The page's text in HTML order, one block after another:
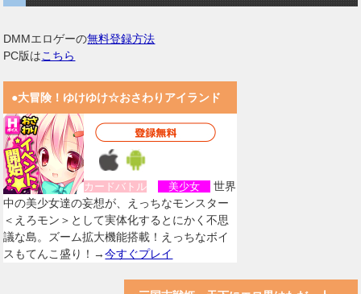
DMMエロゲーの無料登録方法
PC版はこちら
●大冒険！ゆけゆけ☆おさわりアイランド
カードバトル 美少女
世界
中の美少女達の妄想が、えっちなモンスター
＜えろモン＞として実体化するとにかく不思
議な島。ズーム拡大機能搭載！えっちなボイ
スもてんこ盛り！→今すぐプレイ